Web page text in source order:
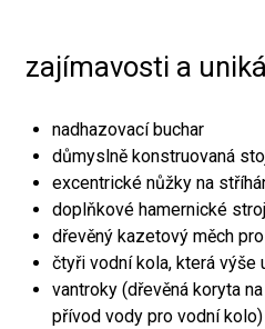
zajímavosti a
nadhazovací buchar
důmyslně konstruovaná
excentrické nůžky na
doplňkové hamernické
dřevěný kazetový měch
čtyři vodní kola, která výše
vantroky (dřevěná koryta
přívod vody pro vodní kolo)